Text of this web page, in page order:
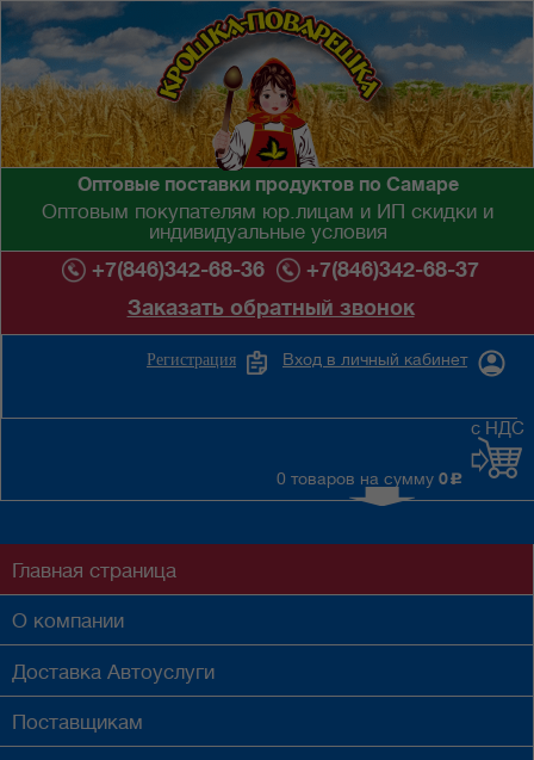
Оптовые поставки продуктов по Самаре
Оптовым покупателям юр.лицам и ИП скидки и
индивидуальные условия
+7(846)342-68-36
+7(846)342-68-37
Заказать обратный звонок
Вход в личный кабинет
Регистрация
0 товаров на сумму 0 c
с НДС
Главная страница
О компании
Доставка Автоуслуги
Поставщикам